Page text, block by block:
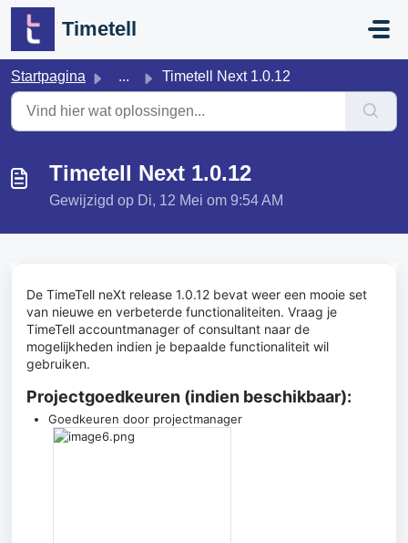
Doorgaan naar hoofdinhoud
Timetell
Startpagina ... Timetell Next 1.0.12
Timetell Next 1.0.12
Gewijzigd op Di, 12 Mei om 9:54 AM
De TimeTell neXt release 1.0.12 bevat weer een mooie set
van nieuwe en verbeterde functionaliteiten. Vraag je
TimeTell accountmanager of consultant naar de
mogelijkheden indien je bepaalde functionaliteit wil
gebruiken.
Projectgoedkeuren (indien beschikbaar):
Goedkeuren door projectmanager